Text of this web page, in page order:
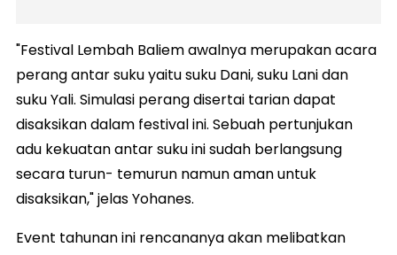
"Festival Lembah Baliem awalnya merupakan acara
perang antar suku yaitu suku Dani, suku Lani dan
suku Yali. Simulasi perang disertai tarian dapat
disaksikan dalam festival ini. Sebuah pertunjukan
adu kekuatan antar suku ini sudah berlangsung
secara turun- temurun namun aman untuk
disaksikan," jelas Yohanes.
Event tahunan ini rencananya akan melibatkan